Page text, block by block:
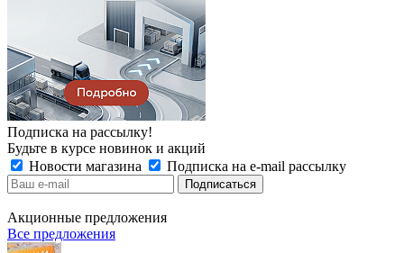
Подписка на рассылку!
Будьте в курсе новинок и акций
Новости магазина
Подписка на e-mail рассылку
Акционные предложения
Все предложения